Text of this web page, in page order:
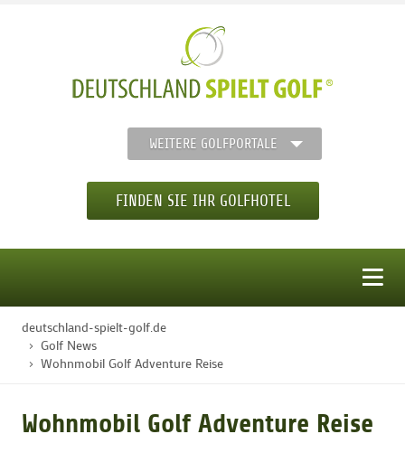
WEITERE GOLFPORTALE
FINDEN SIE IHR GOLFHOTEL
STARTSEITE
deutschland-spielt-golf.de
Golf News
Wohnmobil Golf Adventure Reise
Wohnmobil Golf Adventure Reise